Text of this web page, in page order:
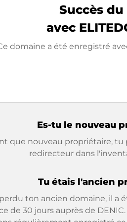
Succès
avec
domaine a été enregistré
Es-tu le nouveau
que nouveau propriétaire, tu
redirecteur dans
Tu étais l'ancien
ton ancien domaine, il a
de 30 jours auprès de